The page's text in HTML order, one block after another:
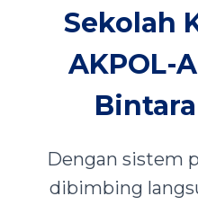
Sekolah
AKPOL-
Dengan sistem
dibimbing